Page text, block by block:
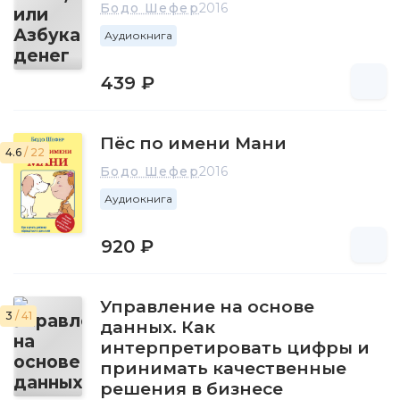
Бодо Шефер2016
Аудиокнига
439 ₽
4.6 / 22 Пёс по имени Мани
Бодо Шефер2016
Аудиокнига
920 ₽
3 / 41
Управление на основе
данных. Как
интерпретировать цифры и
принимать качественные
решения в бизнесе